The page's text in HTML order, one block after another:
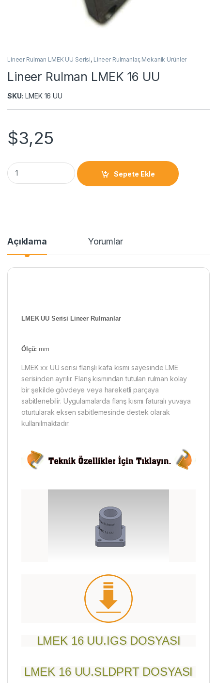
Lineer Rulman LMEK UU Serisi, Lineer Rulmanlar, Mekanik Ürünler
Lineer Rulman LMEK 16 UU
SKU: LMEK 16 UU
$3,25
Sepete Ekle
Açıklama Yorumlar
LMEK UU Serisi Lineer Rulmanlar
Ölçü: mm
LMEK xx UU serisi flanşlı kafa kısmı sayesinde LME
serisinden ayrılır. Flanş kısmından tutulan rulman kolay
bir şekilde gövdeye veya hareketli parçaya
sabitlenebilir. Uygulamalarda flanş kısmı faturalı yuvaya
oturtularak eksen sabitlemesinde destek olarak
kullanılmaktadır.
LMEK 16 UU.IGS DOSYASI
LMEK 16 UU.SLDPRT DOSYASI